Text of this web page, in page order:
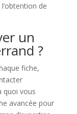
de
un
?
fiche,
quoi vous
avancée pour